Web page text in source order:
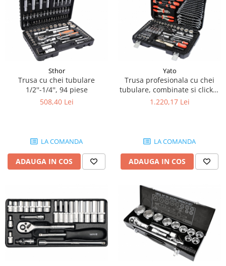
Piese Mahler
Piese Kohler
Kassbohrer
Piese Slanzi
Piese Caruelle
Piese Tecnoma
Piese Multicar
Piese Poltraz
Piese KSG
Piese Guldner
Piese Fini
Sthor
Trusa cu chei tubulare
1/2''-1/4'', 94 piese
508,40 Lei
LA COMANDA
ADAUGA IN COS
Yato
Trusa profesionala cu chei
tubulare, combinate si clicket
109 piese Yato
1.220,17 Lei
LA COMANDA
ADAUGA IN COS